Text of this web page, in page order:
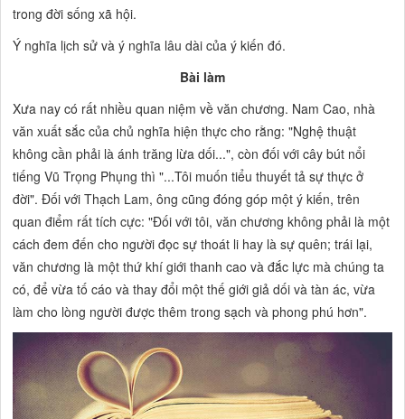
trong đời sống xã hội.
Ý nghĩa lịch sử và ý nghĩa lâu dài của ý kiến đó.
Bài làm
Xưa nay có rất nhiều quan niệm về văn chương. Nam Cao, nhà
văn xuất sắc của chủ nghĩa hiện thực cho rằng:"Nghệ thuật
không cần phải là ánh trăng lừa dối...", còn đối với cây bút nổi
tiếng Vũ Trọng Phụng thì"...Tôi muốn tiểu thuyết tả sự thực ở
đời". Đối với Thạch Lam, ông cũng đóng góp một ý kiến, trên
quan điểm rất tích cực:"Đối với tôi, văn chương không phải là một
cách đem đến cho người đọc sự thoát li hay là sự quên; trái lại,
văn chương là một thứ khí giới thanh cao và đắc lực mà chúng ta
có, để vừa tố cáo và thay đổi một thế giới giả dối và tàn ác, vừa
làm cho lòng người được thêm trong sạch và phong phú hơn".